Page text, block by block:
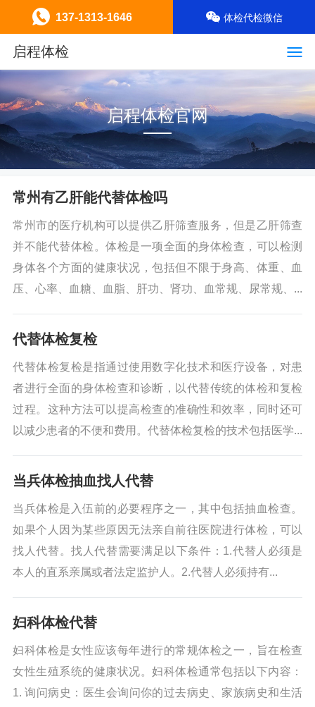
启程体检
启程体检官网
常州有乙肝能代替体检吗
常州市的医疗机构可以提供乙肝筛查服务，但是乙肝筛查
并不能代替体检。体检是一项全面的身体检查，可以检测
身体各个方面的健康状况，包括但不限于身高、体重、血
压、心率、血糖、血脂、肝功、肾功、血常规、尿常规、...
代替体检复检
代替体检复检是指通过使用数字化技术和医疗设备，对患
者进行全面的身体检查和诊断，以代替传统的体检和复检
过程。这种方法可以提高检查的准确性和效率，同时还可
以减少患者的不便和费用。代替体检复检的技术包括医学...
当兵体检抽血找人代替
当兵体检是入伍前的必要程序之一，其中包括抽血检查。
如果个人因为某些原因无法亲自前往医院进行体检，可以
找人代替。找人代替需要满足以下条件：1.代替人必须是
本人的直系亲属或者法定监护人。2.代替人必须持有...
妇科体检代替
妇科体检是女性应该每年进行的常规体检之一，旨在检查
女性生殖系统的健康状况。妇科体检通常包括以下内容：
1. 询问病史：医生会询问你的过去病史、家族病史和生活
137-1313-1646 体检代检微信